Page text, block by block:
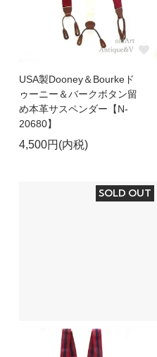
USA製Dooney＆Bourkeド
ゥーニー＆バークボタン留
め本革サスペンダー【N-
20680】
4,500円(内税)
SOLD OUT